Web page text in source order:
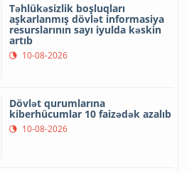
Təhlükəsizlik boşluqları
aşkarlanmış dövlət informasiya
resurslarının sayı iyulda kəskin
artıb
10-08-2026
Dövlət qurumlarına
kiberhücumlar 10 faizədək azalıb
10-08-2026